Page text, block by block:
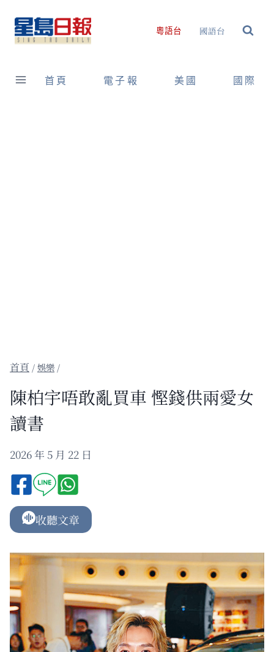
content
粵語台 國語台
首頁 電子報 美國 國際
/娛樂 /
陳柏宇唔敢亂買車 慳錢供兩愛女
讀書
2026 年 5 月 22 日
收聽文章